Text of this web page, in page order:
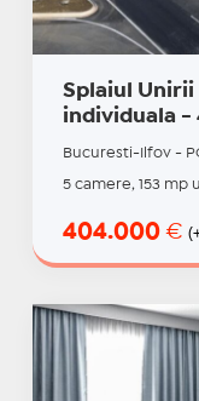
Splaiul Unirii
individuala -
Bucuresti-Ilfov -
5 camere, 153 mp
404.000 €